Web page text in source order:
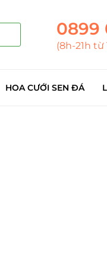
0899
(8h-21h từ
HOA CƯỚI SEN ĐÁ